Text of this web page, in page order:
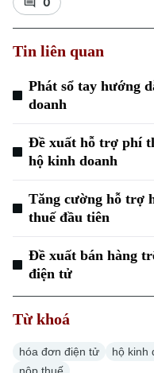
Chuyên mục
Hà Nội
Hà Nội
Tin liên quan
Phát sổ tay hướng
doanh
Đề xuất hỗ trợ phí
hộ kinh doanh
Tăng cường hỗ trợ
thuế đầu tiên
Đề xuất bán hàng
điện tử
Từ khoá
hóa đơn điện tử hộ kinh